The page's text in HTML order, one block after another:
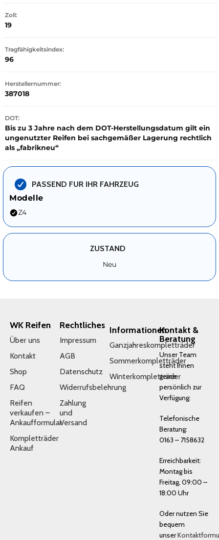
Zoll:
19
Tragfähigkeitsindex:
96
Herstellernummer:
387018
DOT:
Bis zu 3 Jahre nach dem DOT-Herstellungsdatum gilt ein
ungenutzter Reifen bei sachgemäßer Lagerung rechtlich
als „fabrikneu“
PASSEND FUR IHR FAHRZEUG
Modelle
Z4
ZUSTAND
Neu
WK Reifen
Über uns
Kontakt
Shop
FAQ
Reifen
verkaufen –
Ankaufformular
Kompletträder
Ankauf
Rechtliches
Impressum
AGB
Datenschutz
Widerrufsbelehrung
Zahlung
und
Versand
Informationen
Ganzjahreskompletträder
Sommerkompletträder
Winterkompletträder
Kontakt &
Beratung
Unser Team
steht Ihnen
gerne
persönlich zur
Verfügung:
Telefonische
Beratung:
0163 – 7158632
Erreichbarkeit:
Montag bis
Freitag, 09:00 –
18:00 Uhr
Oder nutzen Sie
bequem
unser